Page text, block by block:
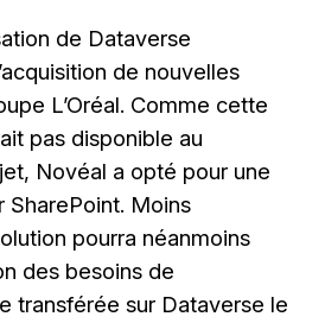
de Dataverse
de nouvelles
L’Oréal. Comme cette
pas disponible au
Novéal a opté pour une
SharePoint. Moins
pourra néanmoins
des besoins de
transférée sur Dataverse le